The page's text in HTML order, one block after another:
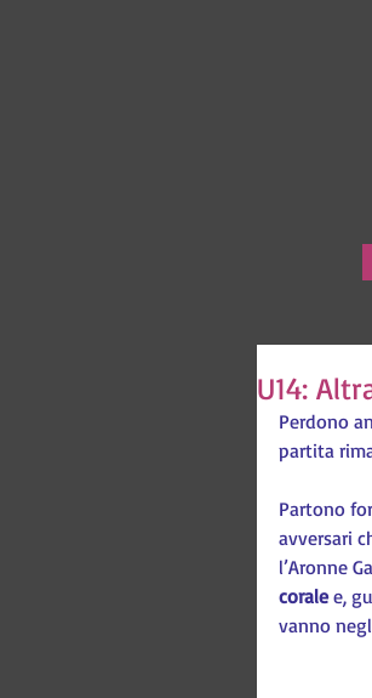
U14:
Perdono
partita
Partono
avversari
l’Aronne
corale e,
vanno